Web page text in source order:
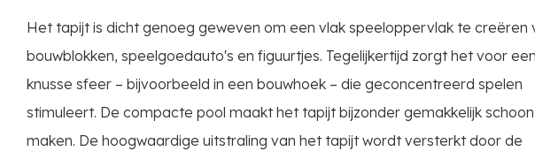
Het tapijt is dicht genoeg geweven om een ​​vlak speeloppervlak te creëren
bouwblokken, speelgoedauto's en figuurtjes. Tegelijkertijd zorgt het voor een
knusse sfeer – bijvoorbeeld in een bouwhoek – die geconcentreerd spelen
stimuleert. De compacte pool maakt het tapijt bijzonder gemakkelijk
maken. De hoogwaardige uitstraling van het tapijt wordt versterkt door de